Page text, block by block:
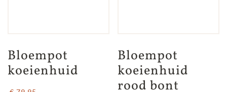
Bloempot
koeienhuid
Bloempot
koeienhuid
rood bont